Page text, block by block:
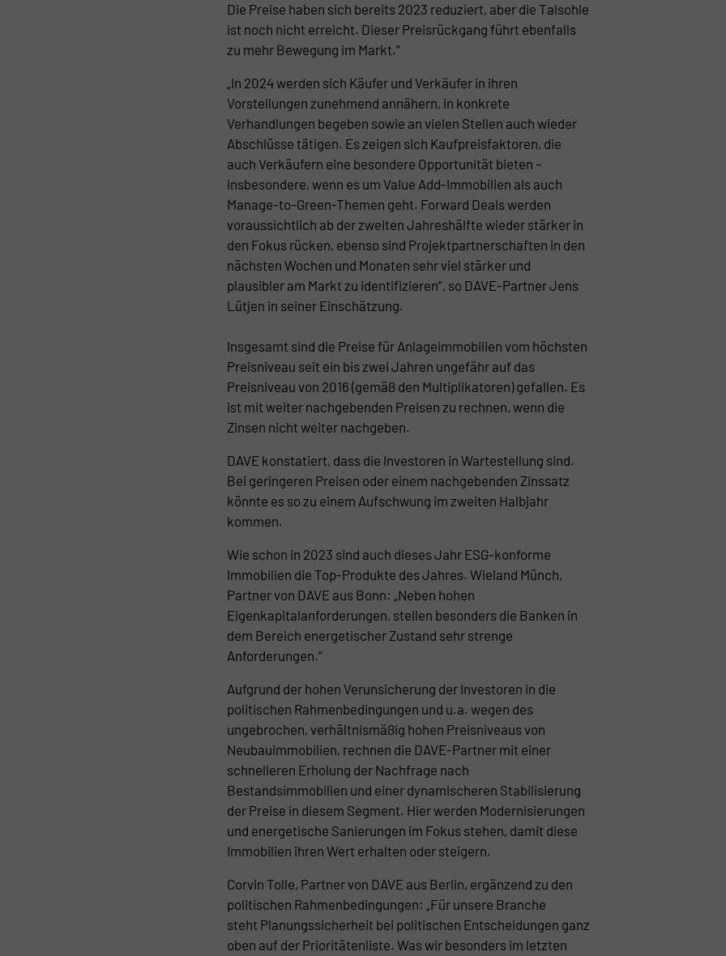
Die Preise haben sich bereits 2023 reduziert, aber die Talsohle
ist noch nicht erreicht. Dieser Preisrückgang führt ebenfalls
zu mehr Bewegung im Markt.“
„In 2024 werden sich Käufer und Verkäufer in ihren
Vorstellungen zunehmend annähern, in konkrete
Verhandlungen begeben sowie an vielen Stellen auch wieder
Abschlüsse tätigen. Es zeigen sich Kaufpreisfaktoren, die
auch Verkäufern eine besondere Opportunität bieten –
insbesondere, wenn es um Value Add-Immobilien als auch
Manage-to-Green-Themen geht. Forward Deals werden
voraussichtlich ab der zweiten Jahreshälfte wieder stärker in
den Fokus rücken, ebenso sind Projektpartnerschaften in den
nächsten Wochen und Monaten sehr viel stärker und
plausibler am Markt zu identifizieren“, so DAVE-Partner Jens
Lütjen in seiner Einschätzung.
Insgesamt sind die Preise für Anlageimmobilien vom höchsten
Preisniveau seit ein bis zwei Jahren ungefähr auf das
Preisniveau von 2016 (gemäß den Multiplikatoren) gefallen. Es
ist mit weiter nachgebenden Preisen zu rechnen, wenn die
Zinsen nicht weiter nachgeben.
DAVE konstatiert, dass die Investoren in Wartestellung sind.
Bei geringeren Preisen oder einem nachgebenden Zinssatz
könnte es so zu einem Aufschwung im zweiten Halbjahr
kommen.
Wie schon in 2023 sind auch dieses Jahr ESG-konforme
Immobilien die Top-Produkte des Jahres. Wieland Münch,
Partner von DAVE aus Bonn: „Neben hohen
Eigenkapitalanforderungen, stellen besonders die Banken in
dem Bereich energetischer Zustand sehr strenge
Anforderungen.“
Aufgrund der hohen Verunsicherung der Investoren in die
politischen Rahmenbedingungen und u.a. wegen des
ungebrochen, verhältnismäßig hohen Preisniveaus von
Neubauimmobilien, rechnen die DAVE-Partner mit einer
schnelleren Erholung der Nachfrage nach
Bestandsimmobilien und einer dynamischeren Stabilisierung
der Preise in diesem Segment. Hier werden Modernisierungen
und energetische Sanierungen im Fokus stehen, damit diese
Immobilien ihren Wert erhalten oder steigern.
Corvin Tolle, Partner von DAVE aus Berlin, ergänzend zu den
politischen Rahmenbedingungen: „Für unsere Branche
steht Planungssicherheit bei politischen Entscheidungen ganz
oben auf der Prioritätenliste. Was wir besonders im letzten